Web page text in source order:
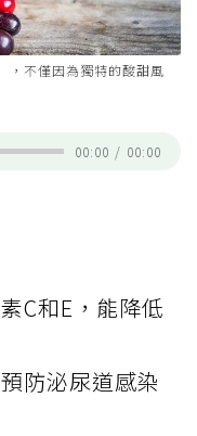
，不僅因為獨特的酸甜風
00:00 / 00:00
C和E，能降低
防泌尿道感染